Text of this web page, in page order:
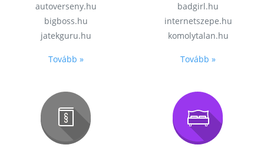
autoverseny.hu
bigboss.hu
jatekguru.hu
Tovább »
badgirl.hu
internetszepe.hu
komolytalan.hu
Tovább »